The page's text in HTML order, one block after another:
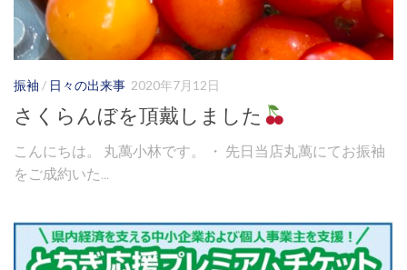
振袖 / 日々の出来事 2020年7月12日
さくらんぼを頂戴しました
こんにちは。 丸萬小林です。 ・ 先日当店丸萬にてお振袖
をご成約いた...